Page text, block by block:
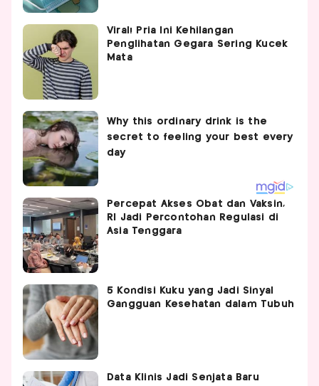
Viral! Pria Ini Kehilangan
Penglihatan Gegara Sering Kucek
Mata
Percepat Akses Obat dan Vaksin,
RI Jadi Percontohan Regulasi di
Asia Tenggara
5 Kondisi Kuku yang Jadi Sinyal
Gangguan Kesehatan dalam Tubuh
Data Klinis Jadi Senjata Baru